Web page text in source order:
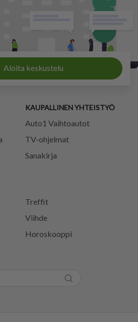
Aloita keskustelu
Treffit
Viihde
Horoskooppi
KAUPALLINEN YHTEISTYÖ
Auto1 Vaihtoautot
TV-ohjelmat
Sanakirja